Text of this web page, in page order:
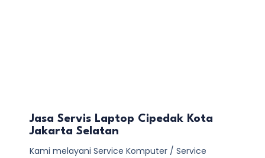
Jasa Servis Laptop Cipedak Kota
Jakarta Selatan
Kami melayani Service Komputer / Service